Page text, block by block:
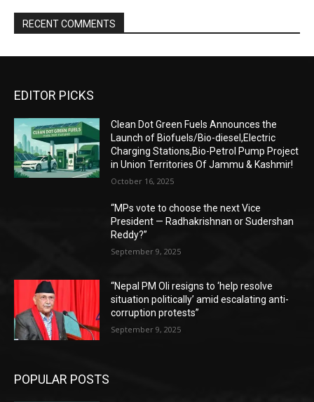
RECENT COMMENTS
EDITOR PICKS
Clean Dot Green Fuels Announces the
Launch of Biofuels/Bio-diesel,Electric
Charging Stations,Bio-Petrol Pump Project
in Union Territories Of Jammu & Kashmir!
October 16, 2025
“MPs vote to choose the next Vice
President — Radhakrishnan or Sudershan
Reddy?”
September 9, 2025
“Nepal PM Oli resigns to ‘help resolve
situation politically’ amid escalating anti-
corruption protests”
September 9, 2025
POPULAR POSTS